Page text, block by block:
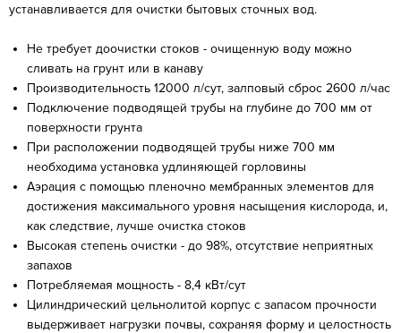
устанавливается для очистки бытовых сточных вод.
Не требует доочистки стоков - очищенную воду можно
сливать на грунт или в канаву
Производительность 12000 л/сут, залповый сброс 2600 л/час
Подключение подводящей трубы на глубине до 700 мм от
поверхности грунта
При расположении подводящей трубы ниже 700 мм
необходима установка удлиняющей горловины
Аэрация с помощью пленочно мембранных элементов для
достижения максимального уровня насыщения кислорода, и,
как следствие, лучше очистка стоков
Высокая степень очистки - до 98%, отсутствие неприятных
запахов
Потребляемая мощность - 8,4 кВт/сут
Цилиндрический цельнолитой корпус с запасом прочности
выдерживает нагрузки почвы, сохраняя форму и целостность